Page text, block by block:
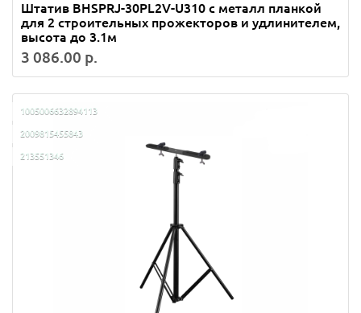
Штатив BHSPRJ-30PL2V-U310 с металл планкой
для 2 строительных прожекторов и удлинителем,
высота до 3.1м
3 086.00 р.
1005006632894113
2009815455843
213551346